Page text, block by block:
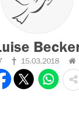
15.03.2018